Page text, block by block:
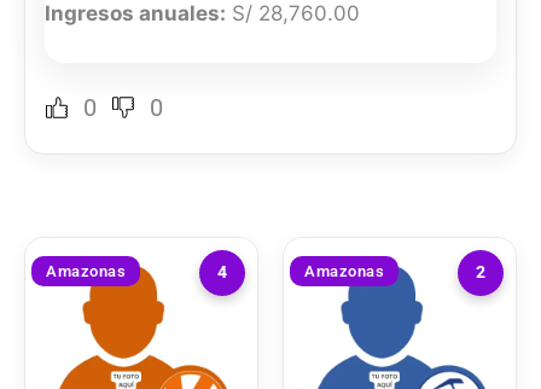
Ingresos anuales: S/ 28,760.00
0 0
4
Amazonas 2
Amazonas